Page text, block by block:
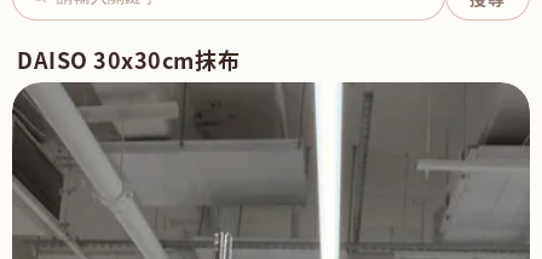
DAISO 30x30cm抹布